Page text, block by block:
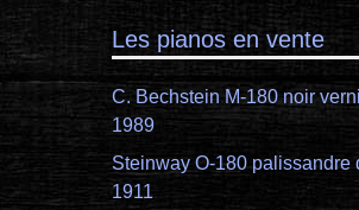
Les pianos en vente
C. Bechstein M-180 noir
1989
Steinway O-180 palissandre
1911